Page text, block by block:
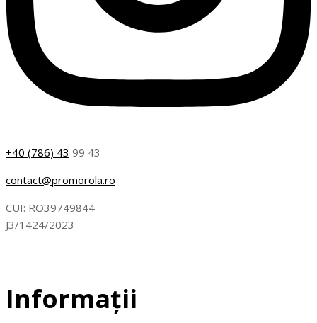
+40 (786) 43 99 43
contact@promorola.ro
CUI: RO39749844
J3/1424/2023
Informații